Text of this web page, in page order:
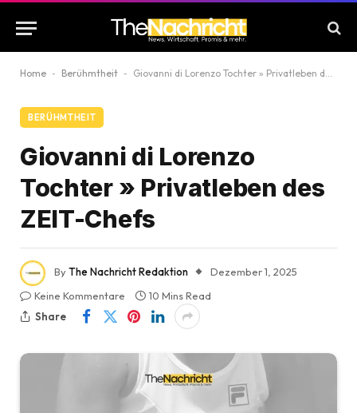
Home - Berühmtheit - Giovanni di Lorenzo Tochter » Privatleben des ZEIT-Chefs
BERÜHMTHEIT
Giovanni di Lorenzo
Tochter » Privatleben des
ZEIT-Chefs
ByThe Nachricht Redaktion
Dezember 1, 2025
Keine Kommentare
10 Mins Read
Share